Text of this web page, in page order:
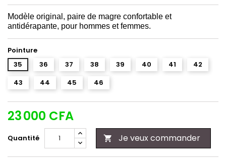
Modèle original, paire de magre confortable et
antidérapante, pour hommes et femmes.
Pointure
35
36 37 38 39 40 41
42
43
44 45 46
23 000 CFA
Quantité  Je veux commander